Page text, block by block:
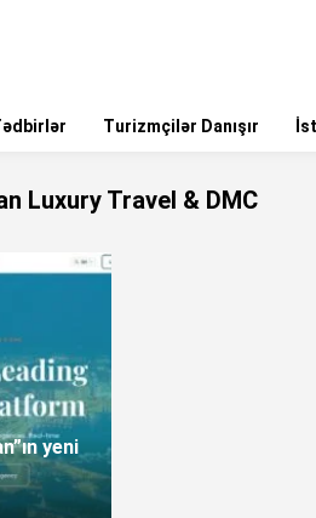
Turizmçilər Danışır
Luxury Travel & DMC
yeni